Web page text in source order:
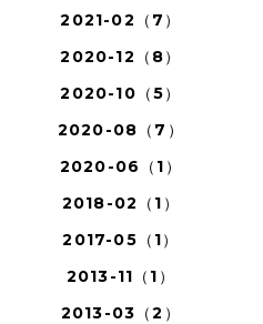
2021-02（7）
2020-12（8）
2020-10（5）
2020-08（7）
2020-06（1）
2018-02（1）
2017-05（1）
2013-11（1）
2013-03（2）